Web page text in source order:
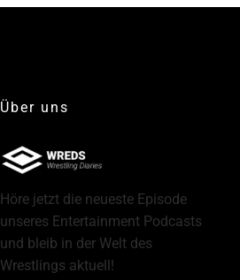
Über uns
Höre jetzt die neueste Episode
unseres Entertainment Podcasts
und bleib in der Welt des
Wrestlings aktuell!